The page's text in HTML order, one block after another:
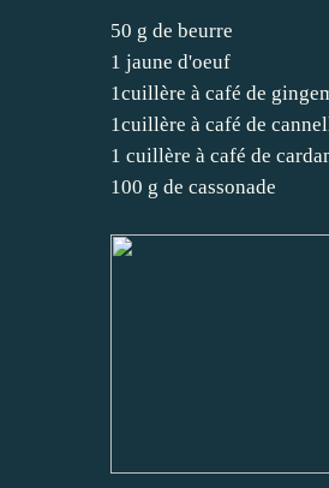
50 g de beurre
1 jaune d'oeuf
1cuillère à café de
1cuillère à café de
1 cuillère à café de
100 g de cassonade